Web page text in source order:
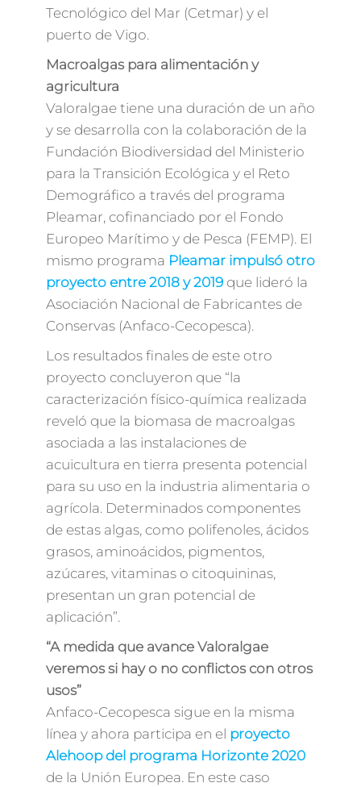
Tecnológico del Mar (Cetmar) y el
puerto de Vigo.
Macroalgas para alimentación y
agricultura
Valoralgae tiene una duración de un año
y se desarrolla con la colaboración de la
Fundación Biodiversidad del Ministerio
para la Transición Ecológica y el Reto
Demográfico a través del programa
Pleamar, cofinanciado por el Fondo
Europeo Marítimo y de Pesca (FEMP). El
mismo programa Pleamar impulsó otro
proyecto entre 2018 y 2019que lideró la
Asociación Nacional de Fabricantes de
Conservas (Anfaco-Cecopesca).
Los resultados finales de este otro
proyecto concluyeron que “la
caracterización físico-química realizada
reveló que la biomasa de macroalgas
asociada a las instalaciones de
acuicultura en tierra presenta potencial
para su uso en la industria alimentaria o
agrícola. Determinados componentes
de estas algas, como polifenoles, ácidos
grasos, aminoácidos, pigmentos,
azúcares, vitaminas o citoquininas,
presentan un gran potencial de
aplicación”.
“A medida que avance Valoralgae
veremos si hay o no conflictos con otros
usos”
Anfaco-Cecopesca sigue en la misma
línea y ahora participa en el proyecto
Alehoop del programa Horizonte 2020
de la Unión Europea. En este caso